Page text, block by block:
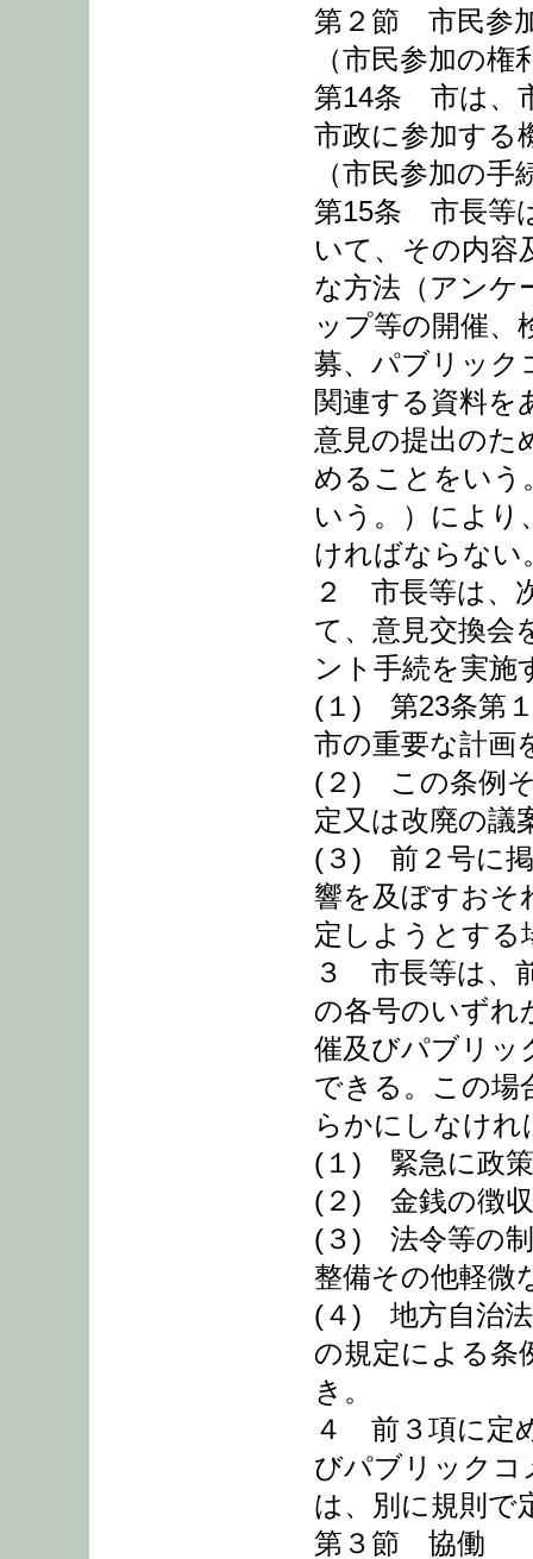
第２節 市民参
（市民参加の
第14条 市は、
市政に参加する
（市民参加の手
第15条 市長等
いて、その内容
な方法（アンケ
ップ等の開催、
募、パブリック
関連する資料を
意見の提出のた
めることをいう
いう。）により
ければならない
２ 市長等は、
て、意見交換会
ント手続を実施
(１) 第23条第
市の重要な計画
(２) この条例そ
定又は改廃の議
(３) 前２号に
響を及ぼすおそ
定しようとする
３ 市長等は、
の各号のいずれ
催及びパブリッ
できる。この場
らかにしなけ
(１) 緊急に政
(２) 金銭の徴収
(３) 法令等の制
整備その他軽微
(４) 地方自治法
の規定による条
き。
４ 前３項に定
びパブリックコ
は、別に規則で
第３節 協働